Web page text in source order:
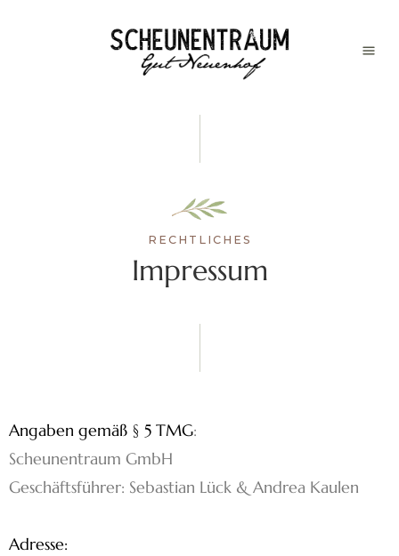
RECHTLICHES
Impressum
Angaben gemäß § 5 TMG:
Scheunentraum GmbH
Geschäftsführer: Sebastian Lück & Andrea Kaulen
Adresse: